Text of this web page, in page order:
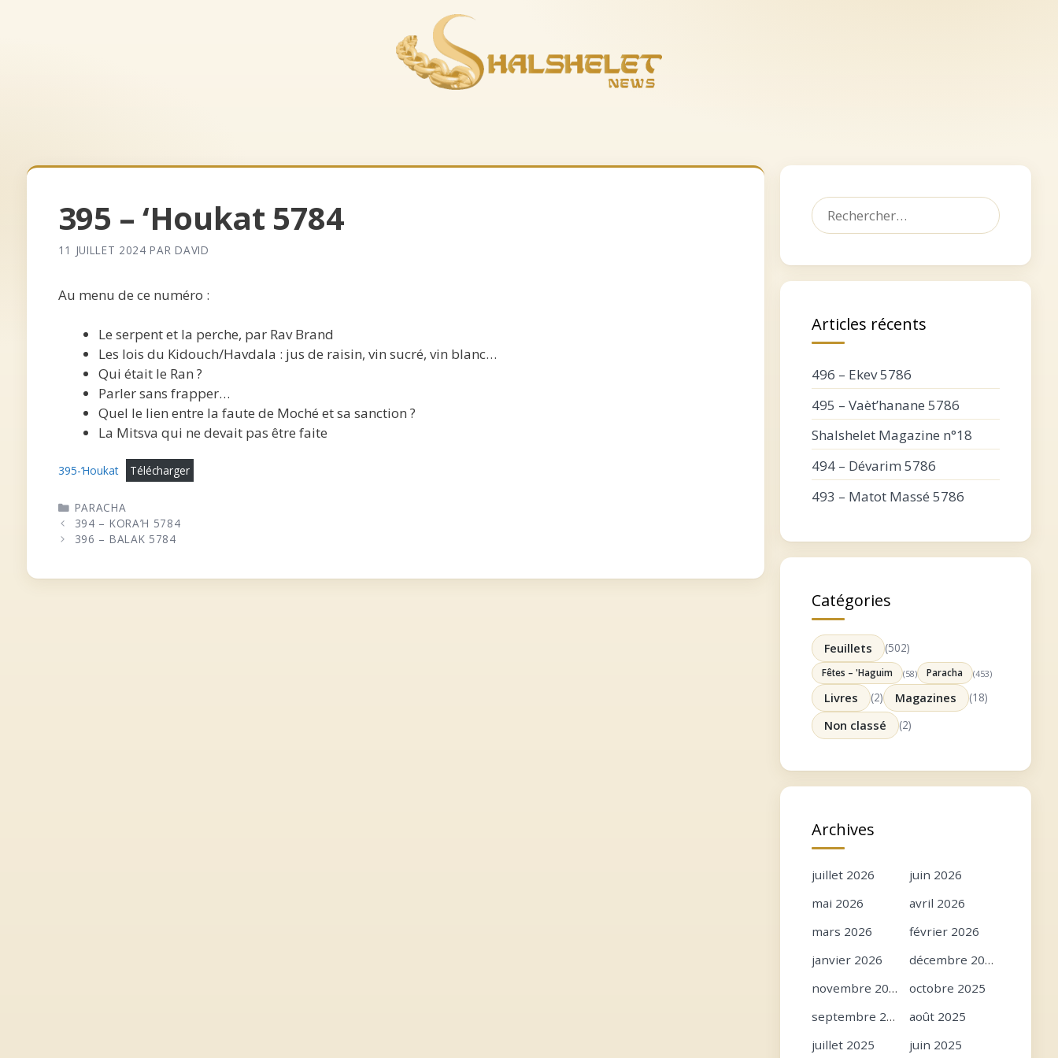
395 – ‘Houkat 5784
11 JUILLET 2024 PAR DAVID
Au menu de ce numéro :
Le serpent et la perche, par Rav Brand
Les lois du Kidouch/Havdala : jus de raisin, vin sucré, vin blanc…
Qui était le Ran ?
Parler sans frapper…
Quel le lien entre la faute de Moché et sa sanction ?
La Mitsva qui ne devait pas être faite
395-‘Houkat Télécharger
CATÉGORIES
PARACHA
394 – KORA’H 5784
396 – BALAK 5784
Rechercher :
Articles récents
496 – Ekev 5786
495 – Vaèt’hanane 5786
Shalshelet Magazine n°18
494 – Dévarim 5786
493 – Matot Massé 5786
Catégories
Feuillets (502)
Fêtes – 'Haguim (58) Paracha (453)
Livres (2) Magazines (18)
Non classé (2)
Archives
juillet 2026
juin 2026
mai 2026
avril 2026
mars 2026
février 2026
janvier 2026
décembre 2025
novembre 2025
octobre 2025
septembre 2025
août 2025
juillet 2025
juin 2025